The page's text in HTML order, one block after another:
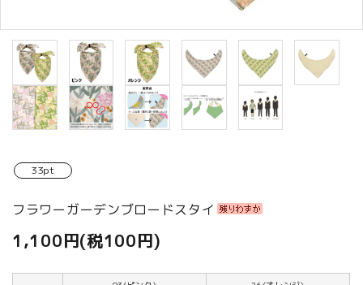
meeting_room ログイン person 新規会員登録
33pt
フラワーガーデンブロードスタイ
1,100円(税100円)